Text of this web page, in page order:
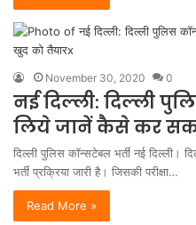
November 30, 2020 0
नई दिल्ली: दिल्ली
लिये जानें कैसे कर
दिल्ली पुलिस कॉन्सटेबल भर्ती नई दिल्ली।
भर्ती प्रक्रिया जारी है। जिसकी परीक्षा…
Read More »